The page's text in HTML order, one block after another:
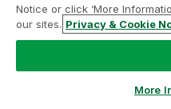
Por que a Qlik
Confiança e Segurança
Confiança e
Confiança e IA
Por que a Qlik para IA
Notice or click ‘More
our sites. Privacy & Cookie
More